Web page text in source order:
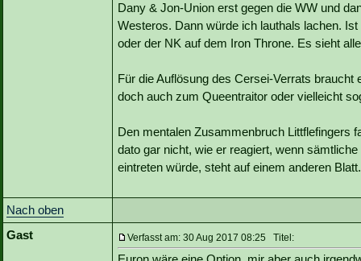
Dany & Jon-Union erst gegen die WW und
Westeros. Dann würde ich lauthals lachen.
oder der NK auf dem Iron Throne. Es sieht
Für die Auflösung des Cersei-Verrats
doch auch zum Queentraitor oder vielleicht
Den mentalen Zusammenbruch Littflefingers
dato gar nicht, wie er reagiert, wenn
eintreten würde, steht auf einem anderen
Nach oben
Gast
Verfasst am: 30 Aug 2017 08:25 Titel: